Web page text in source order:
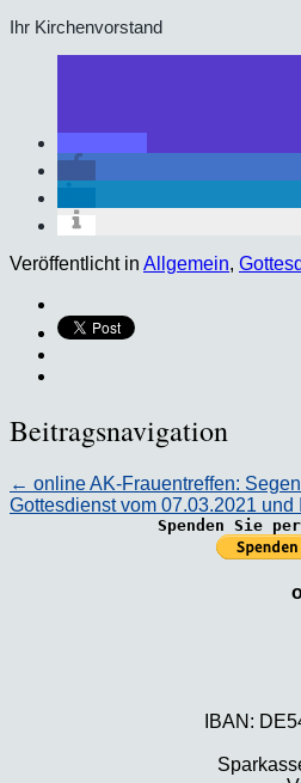
Ihr Kirchenvorstand
Veröffentlicht in Allgemein,
Beitragsnavigation
← online AK-Frauentreffen:
Gottesdienst vom 07.03.2021
Spenden Sie
IBAN: